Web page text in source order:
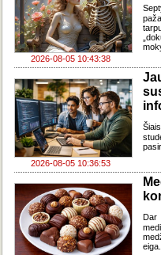
2026-08-05 10:43:38
2026-08-05 10:36:53
Dar